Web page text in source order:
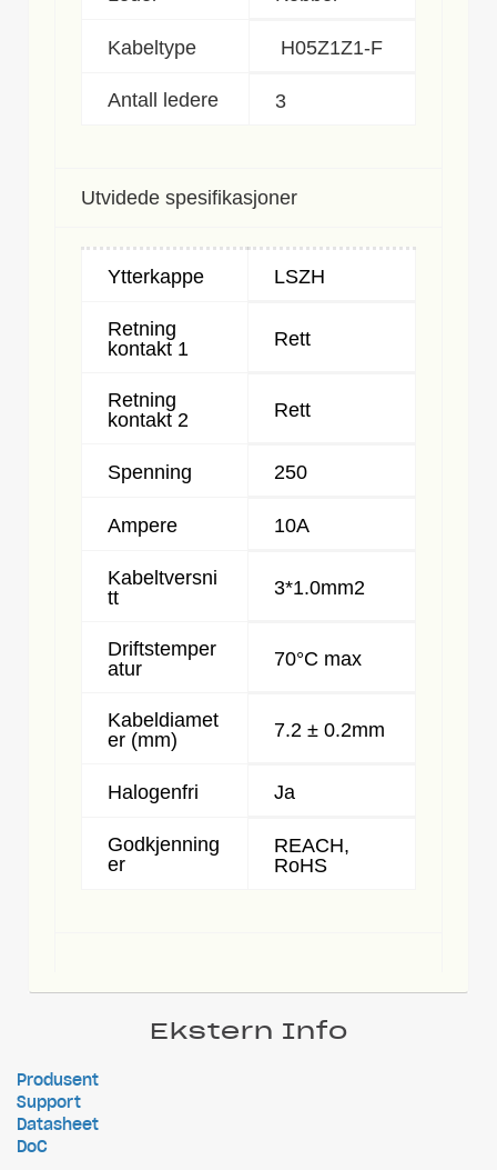
Kabeltype H05Z1Z1-F
Antall ledere 3
Utvidede spesifikasjoner
Ytterkappe LSZH
Retning
kontakt 1
Rett
Retning
kontakt 2
Rett
Spenning 250
Ampere 10A
Kabeltversni
tt
3*1.0mm2
Driftstemper
atur
70°C max
Kabeldiamet
er (mm)
7.2 ± 0.2mm
Halogenfri Ja
Godkjenning
er
REACH,
RoHS
Ekstern Info
Produsent
Support
Datasheet
DoC